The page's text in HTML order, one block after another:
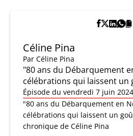
Céline Pina
Par Céline Pina
"80 ans du Débarquement
célébrations qui laissent un
Épisode du vendredi 7 juin 2024
"80 ans du Débarquement en
célébrations qui laissent un
chronique de Céline Pina